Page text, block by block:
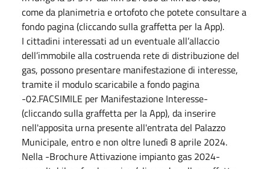
come da planimetria e ortofoto che potete consultare a
fondo pagina (cliccando sulla graffetta per la App).
I cittadini interessati ad un eventuale all’allaccio
dell’immobile alla costruenda rete di distribuzione del
gas, possono presentare manifestazione di interesse,
tramite il modulo scaricabile a fondo pagina
-02.FACSIMILE per Manifestazione Interesse-
(cliccando sulla graffetta per la App), da inserire
nell'apposita urna presente all'entrata del Palazzo
Municipale, entro e non oltre lunedì 8 aprile 2024.
Nella -Brochure Attivazione impianto gas 2024-